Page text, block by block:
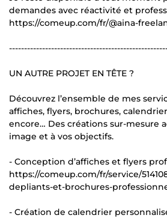
demandes avec réactivité et
https://comeup.com/fr/@aina-
UN AUTRE PROJET EN TÊTE ?
Découvrez l’ensemble de mes
affiches, flyers, brochures,
encore… Des créations sur-mesure
image et à vos objectifs.
- Conception d’affiches et flyers
https://comeup.com/fr/service/
depliants-et-brochures-
- Création de calendrier